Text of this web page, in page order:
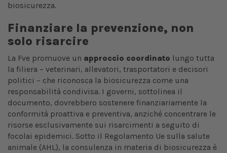
biosicurezza.
Finanziare la prevenzione, non
solo risarcire
La Fve promuove un approccio coordinato lungo tutta
la filiera – veterinari, allevatori, trasportatori e decisori
politici – che riconosca la biosicurezza come una
responsabilità condivisa. I governi, sottolinea il
documento, dovrebbero sostenere finanziariamente la
conformità proattiva e preventiva, anziché concentrare le
risorse esclusivamente sui risarcimenti a seguito di
focolai epidemici. Sotto il Regolamento Ue sulla salute
animale (AHL), la consulenza in materia di biosicurezza è